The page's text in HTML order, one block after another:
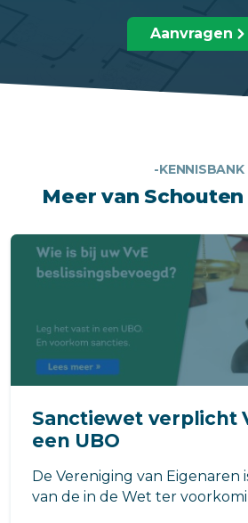
Aanvragen
-KENNISBANK
Meer van
Sanctiewet verplicht
een UBO
De Vereniging van Eigenaren
van de in de Wet ter